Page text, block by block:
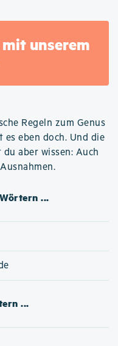
unserem
Regeln zum Genus
eben doch. Und die
aber wissen: Auch
...
...